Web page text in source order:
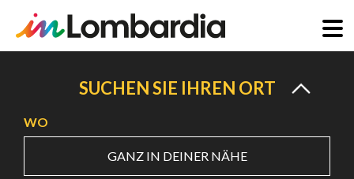
SUCHEN SIE IHREN ORT
WO
GANZ IN DEINER NÄHE